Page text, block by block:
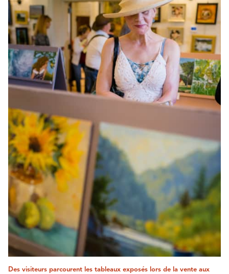
Des visiteurs parcourent les tableaux exposés lors de la vente aux